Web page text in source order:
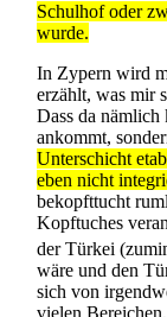
Schulhof oder
wurde.
In Zypern wird
erzählt, was mir
Dass da
ankommt,
Unterschicht
eben nicht
bekopfttucht
Kopftuches
der Türkei
wäre und den
sich von